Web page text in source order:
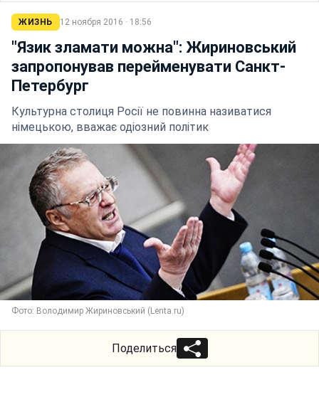
ЖИЗНЬ 12 ноября 2016 · 18:56
"Язик зламати можна": Жириновський
запропонував перейменувати Санкт-
Петербург
Культурна столиця Росії не повинна називатися
німецькою, вважає одіозний політик
Фото: Володимир Жириновський (Lenta.ru)
Поделиться